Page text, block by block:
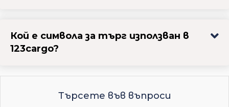
Кой е символа за търг използван в
123cargo?
Търсете във въпроси